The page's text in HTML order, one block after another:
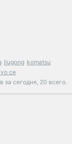
liugong komatsu
ce
за сегодня, 20 всего.